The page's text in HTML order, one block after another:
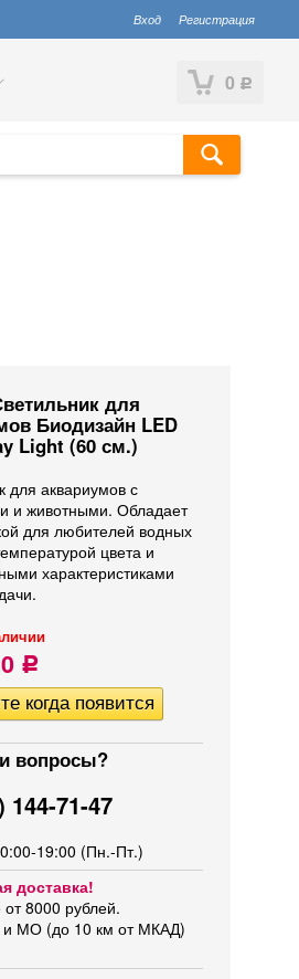
Вход Регистрация
0 Р
для
Биодизайн LED
Light (60 см.)
для аквариумов с
и животными. Обладает
для любителей водных
цвета и
характеристиками
Р
вопросы?
144-71-47
19:00 (Пн.-Пт.)
доставка!
от 8000 рублей.
и МО (до 10 км от МКАД)